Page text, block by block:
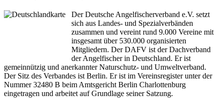
Der Deutsche Angelfischerverband e.V. setzt
sich aus Landes- und Spezialverbänden
zusammen und vereint rund 9.000 Vereine mit
insgesamt über 530.000 organisierten
Mitgliedern. Der DAFV ist der Dachverband
der Angelfischer in Deutschland. Er ist
gemeinnützig und anerkannter Naturschutz- und Umweltverband.
Der Sitz des Verbandes ist Berlin. Er ist im Vereinsregister unter der
Nummer 32480 B beim Amtsgericht Berlin Charlottenburg
eingetragen und arbeitet auf Grundlage seiner Satzung.